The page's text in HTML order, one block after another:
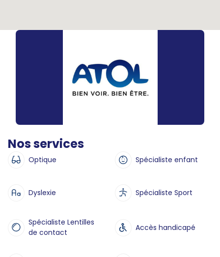
Nos services
Optique Spécialiste enfant
Dyslexie Spécialiste Sport
Spécialiste Lentilles
de contact
Accès handicapé